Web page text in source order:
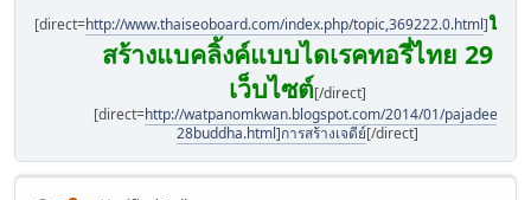
[direct=http://www.thaiseoboard.com/index.php/topic,369222.0.html]บริ
สร้างแบคลิ้งค์แบบไดเรคทอรี่ไทย 29
เว็บไซต์[/direct]
[direct=http://watpanomkwan.blogspot.com/2014/01/pajadee-
28buddha.html]การสร้างเจดีย์[/direct]